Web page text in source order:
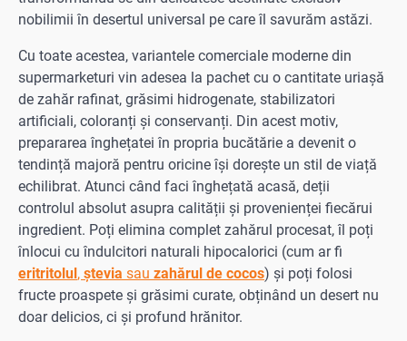
nobilimii în desertul universal pe care îl savurăm astăzi.
Cu toate acestea, variantele comerciale moderne din
supermarketuri vin adesea la pachet cu o cantitate uriașă
de zahăr rafinat, grăsimi hidrogenate, stabilizatori
artificiali, coloranți și conservanți. Din acest motiv,
prepararea înghețatei în propria bucătărie a devenit o
tendință majoră pentru oricine își dorește un stil de viață
echilibrat. Atunci când faci înghețată acasă, deții
controlul absolut asupra calității și provenienței fiecărui
ingredient. Poți elimina complet zahărul procesat, îl poți
înlocui cu îndulcitori naturali hipocalorici (cum ar fi
eritritolul, ștevia sau zahărul de cocos) și poți folosi
fructe proaspete și grăsimi curate, obținând un desert nu
doar delicios, ci și profund hrănitor.